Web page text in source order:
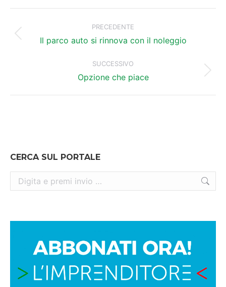
tra
PRECEDENTE
Post
Il parco auto si rinnova con il noleggio
SUCCESSIVO
Prossimo
post:
Opzione che piace
CERCA SUL PORTALE
Cerca: